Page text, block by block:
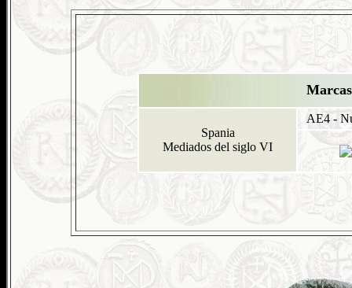
Spania
Mediados del siglo VI
AE4 -